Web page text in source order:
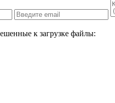
к загрузке файлы: